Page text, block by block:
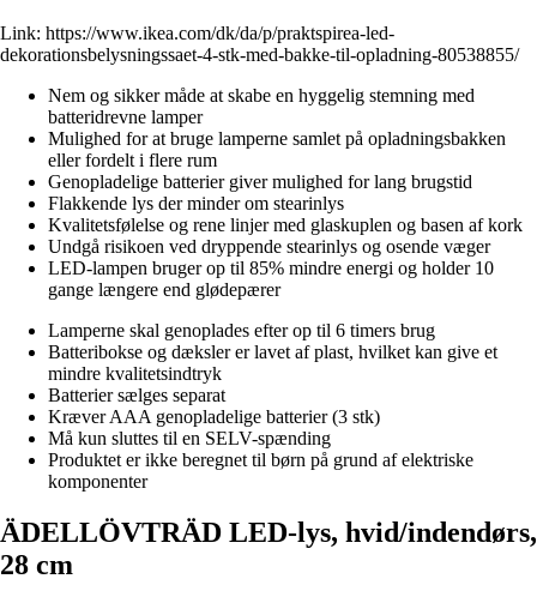
Link: https://www.ikea.com/dk/da/p/praktspirea-led-
dekorationsbelysningssaet-4-stk-med-bakke-til-opladning-80538855/
Nem og sikker måde at skabe en hyggelig stemning med
batteridrevne lamper
Mulighed for at bruge lamperne samlet på opladningsbakken
eller fordelt i flere rum
Genopladelige batterier giver mulighed for lang brugstid
Flakkende lys der minder om stearinlys
Kvalitetsfølelse og rene linjer med glaskuplen og basen af kork
Undgå risikoen ved dryppende stearinlys og osende væger
LED-lampen bruger op til 85% mindre energi og holder 10
gange længere end glødepærer
Lamperne skal genoplades efter op til 6 timers brug
Batteribokse og dæksler er lavet af plast, hvilket kan give et
mindre kvalitetsindtryk
Batterier sælges separat
Kræver AAA genopladelige batterier (3 stk)
Må kun sluttes til en SELV-spænding
Produktet er ikke beregnet til børn på grund af elektriske
komponenter
ÄDELLÖVTRÄD LED-lys, hvid/indendørs,
28 cm